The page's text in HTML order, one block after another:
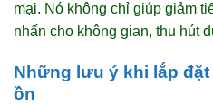
mại. Nó không chỉ giúp giảm
nhấn cho không gian, thu hút
Những lưu ý khi lắp
ồn